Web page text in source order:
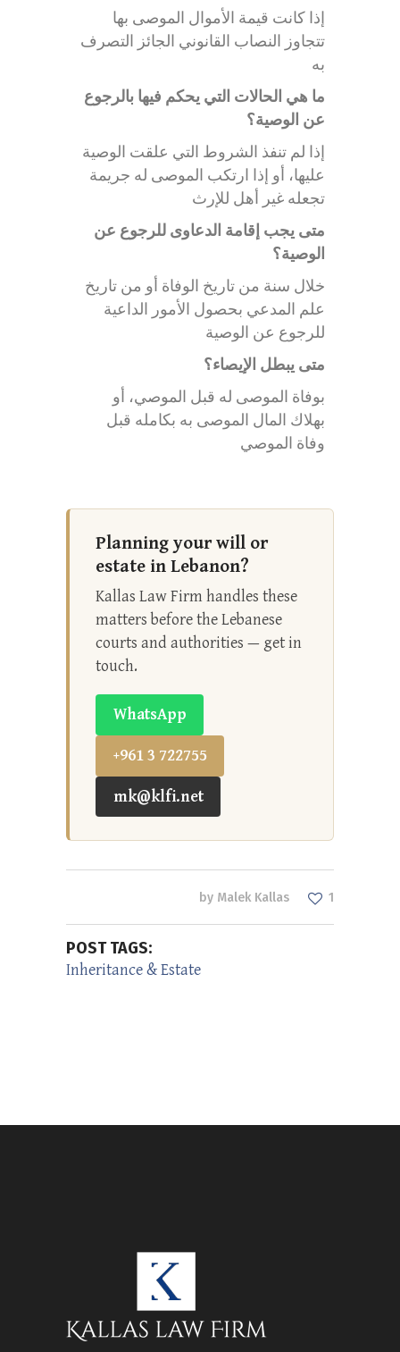
إذا كانت قيمة الأموال الموصى بها
تتجاوز النصاب القانوني الجائز التصرف
به
ما هي الحالات التي يحكم فيها بالرجوع
عن الوصية؟
إذا لم تنفذ الشروط التي علقت الوصية
عليها، أو إذا ارتكب الموصى له جريمة
تجعله غير أهل للإرث
متى يجب إقامة الدعاوى للرجوع عن
الوصية؟
خلال سنة من تاريخ الوفاة أو من تاريخ
علم المدعي بحصول الأمور الداعية
للرجوع عن الوصية
متى يبطل الإيصاء؟
بوفاة الموصى له قبل الموصي، أو
بهلاك المال الموصى به بكامله قبل
وفاة الموصي
Planning your will or
estate in Lebanon?
Kallas Law Firm handles these
matters before the Lebanese
courts and authorities — get in
touch.
WhatsApp
+961 3 722755
mk@klfi.net
by Malek Kallas 1
POST TAGS:
Inheritance & Estate